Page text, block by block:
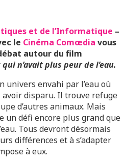
et de l’Informatique –
le Cinéma Comœdia vous
autour du film
n’avait plus peur de l’eau.
univers envahi par l’eau où
disparu. Il trouve refuge
d’autres animaux. Mais
un défi encore plus grand que
Tous devront désormais
différences et à s’adapter
à eux.